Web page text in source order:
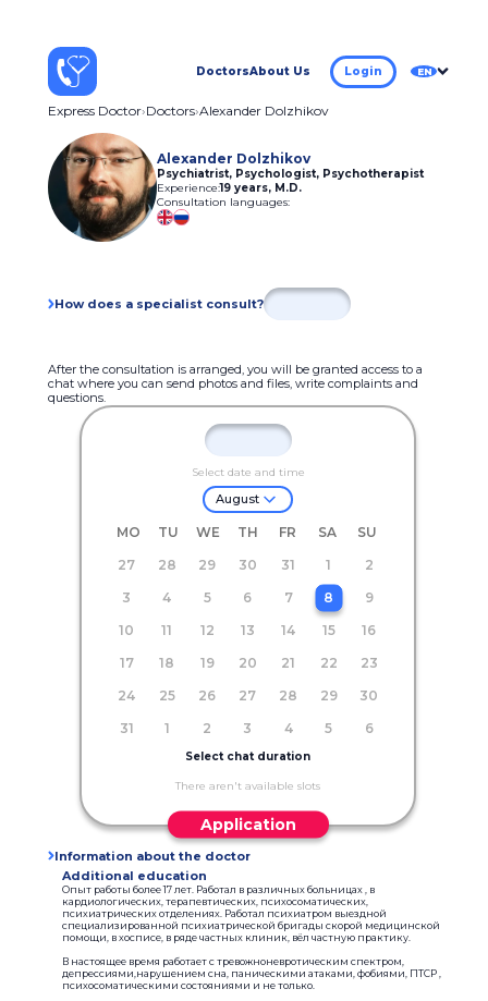
DoctorsAbout Us Login EN
Express Doctor Doctors Alexander Dolzhikov
Alexander Dolzhikov
Psychiatrist, Psychologist, Psychotherapist
Experience:19 years, M.D.
Consultation languages:
How does a specialist consult?
After the consultation is arranged, you will be granted access to a
chat where you can send photos and files, write complaints and
questions.
Select date and time
August
MO TU WE TH FR SA
SU
27
28 29 30 31 1
2
3
4 5 6 7 8
9
10
11 12 13 14 15
16
17
18 19 20 21 22
23
24
25 26 27 28 29
30
31
1 2 3 4 5 6
Select chat duration
There aren't available slots
Application
Information about the doctor
Additional education
Опыт работы более 17 лет. Работал в различных больницах , в
кардиологических, терапевтических, психосоматических,
психиатрических отделениях. Работал психиатром выездной
специализированной психиатрической бригады скорой медицинской
помощи, в хосписе, в ряде частных клиник, вёл частную практику.
В настоящее время работает с тревожноневротическим спектром,
депрессиями,нарушением сна, паническими атаками, фобиями, ПТСР ,
психосоматическими состояниями и не только.